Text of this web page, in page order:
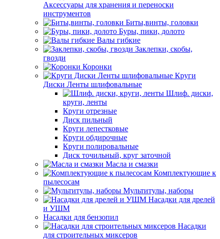
Аксессуары для хранения и переноски
инструментов
Биты,винты, головки
Буры, пики, долото
Валы гибкие
Заклепки, скобы,
гвозди
Коронки
Круги
Диски Ленты шлифовальные
Шлиф. диски,
круги, ленты
Круги отрезные
Диск пильный
Круги лепестковые
Круги обдирочные
Круги полировальные
Диск точильный, круг заточной
Масла и смазки
Комплектующие к
пылесосам
Мультитулы, наборы
Насадки для дрелей
и УШМ
Насадки для бензопил
Насадки
для строительных миксеров